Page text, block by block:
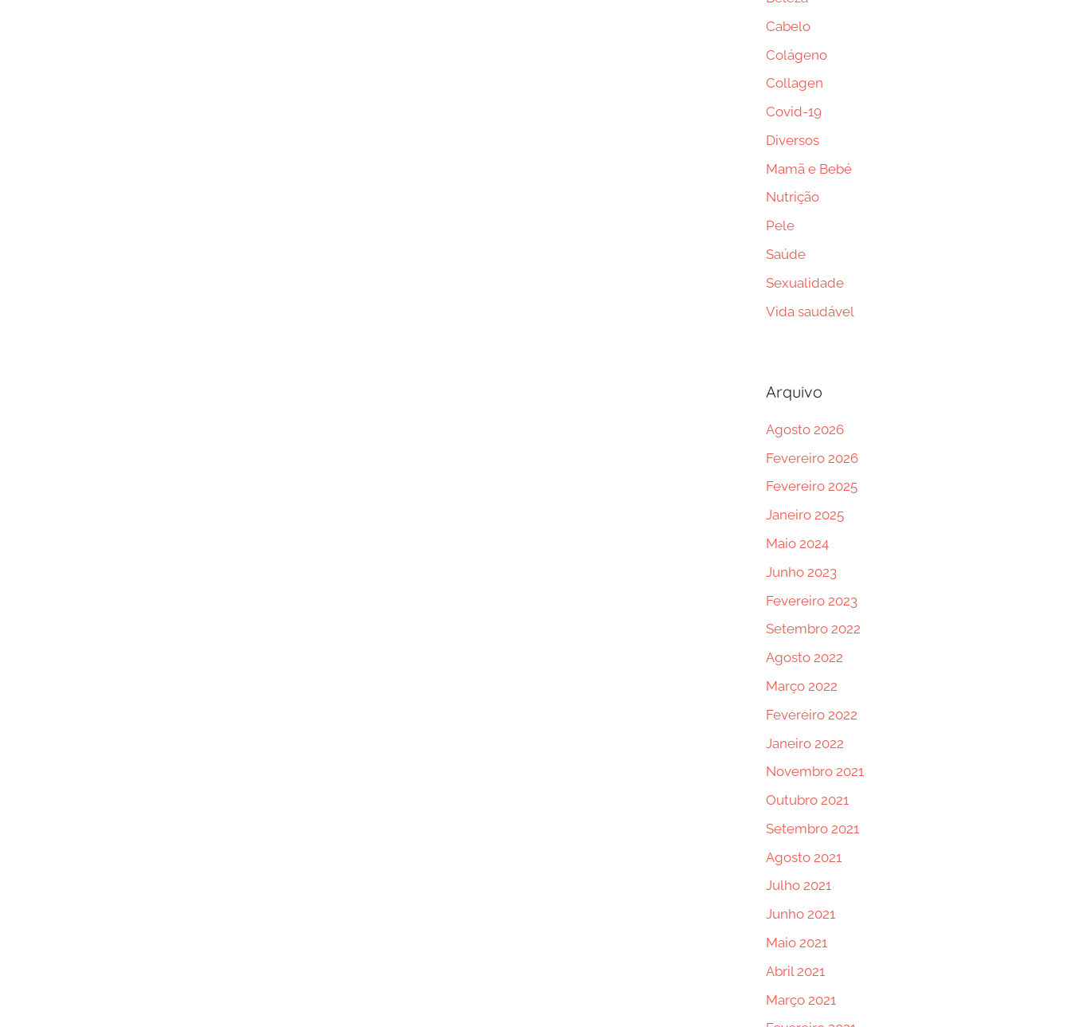
Cabelo
Colágeno
Collagen
Covid-19
Diversos
Mamã e Bebé
Nutrição
Pele
Saúde
Sexualidade
Vida saudável
Arquivo
Agosto 2026
Fevereiro 2026
Fevereiro 2025
Janeiro 2025
Maio 2024
Junho 2023
Fevereiro 2023
Setembro 2022
Agosto 2022
Março 2022
Fevereiro 2022
Janeiro 2022
Novembro 2021
Outubro 2021
Setembro 2021
Agosto 2021
Julho 2021
Junho 2021
Maio 2021
Abril 2021
Março 2021